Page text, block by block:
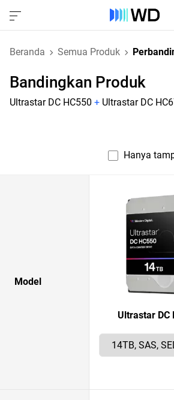
Beranda Semua Produk
Bandingkan Produk
Ultrastar DC HC550 + Ultrastar DC
Hanya
Model
Ultrastar DC